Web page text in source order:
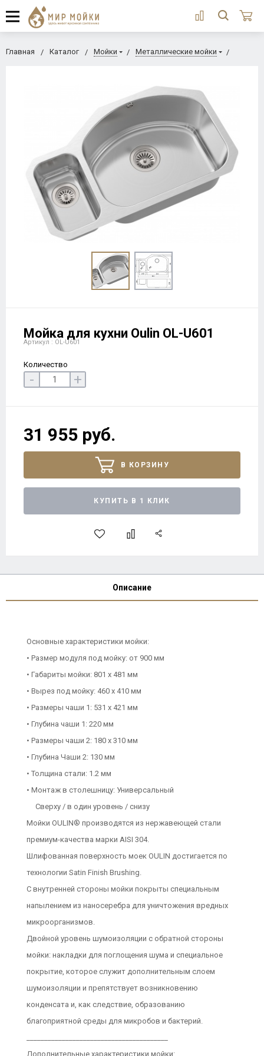
Главная Каталог Мойки Металлические мойки
Мойка для кухни Oulin OL-U601
Артикул : OL-U601
Количество
- +
31 955 руб.
В КОРЗИНУ
КУПИТЬ В 1 КЛИК
Описание
Основные характеристики мойки:
• Размер модуля под мойку: от 900 мм
• Габариты мойки: 801 x 481 мм
• Вырез под мойку: 460 x 410 мм
• Размеры чаши 1: 531 х 421 мм
• Глубина чаши 1: 220 мм
• Размеры чаши 2: 180 х 310 мм
• Глубина Чаши 2: 130 мм
• Толщина стали: 1.2 мм
• Монтаж в столешницу: Универсальный
Сверху / в один уровень / снизу
Мойки OULIN® производятся из нержавеющей стали
премиум-качества марки AISI 304.
Шлифованная поверхность моек OULIN достигается по
технологии Satin Finish Brushing.
С внутренней стороны мойки покрыты специальным
напылением из наносеребра для уничтожения вредных
микроорганизмов.
Двойной уровень шумоизоляции с обратной стороны
мойки: накладки для поглощения шума и специальное
покрытие, которое служит дополнительным слоем
шумоизоляции и препятствует возникновению
конденсата и, как следствие, образованию
благоприятной среды для микробов и бактерий.
Дополнительные характеристики мойки: